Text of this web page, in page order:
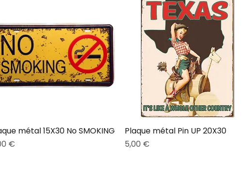
métal 15X30 No SMOKING
€
Plaque métal Pin UP 20X30
Prix
5,00 €